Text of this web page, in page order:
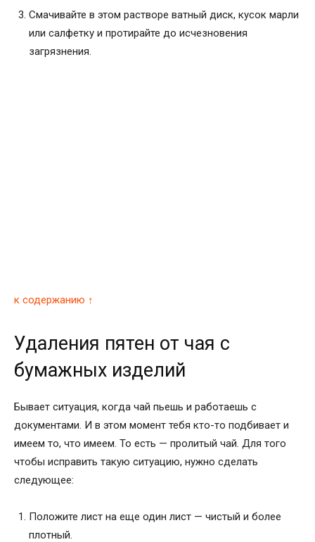
Смачивайте в этом растворе ватный диск, кусок марли
или салфетку и протирайте до исчезновения
загрязнения.
к содержанию ↑
Удаления пятен от чая с
бумажных изделий
Бывает ситуация, когда чай пьешь и работаешь с
документами. И в этом момент тебя кто-то подбивает и
имеем то, что имеем. То есть — пролитый чай. Для того
чтобы исправить такую ситуацию, нужно сделать
следующее:
Положите лист на еще один лист — чистый и более
плотный.